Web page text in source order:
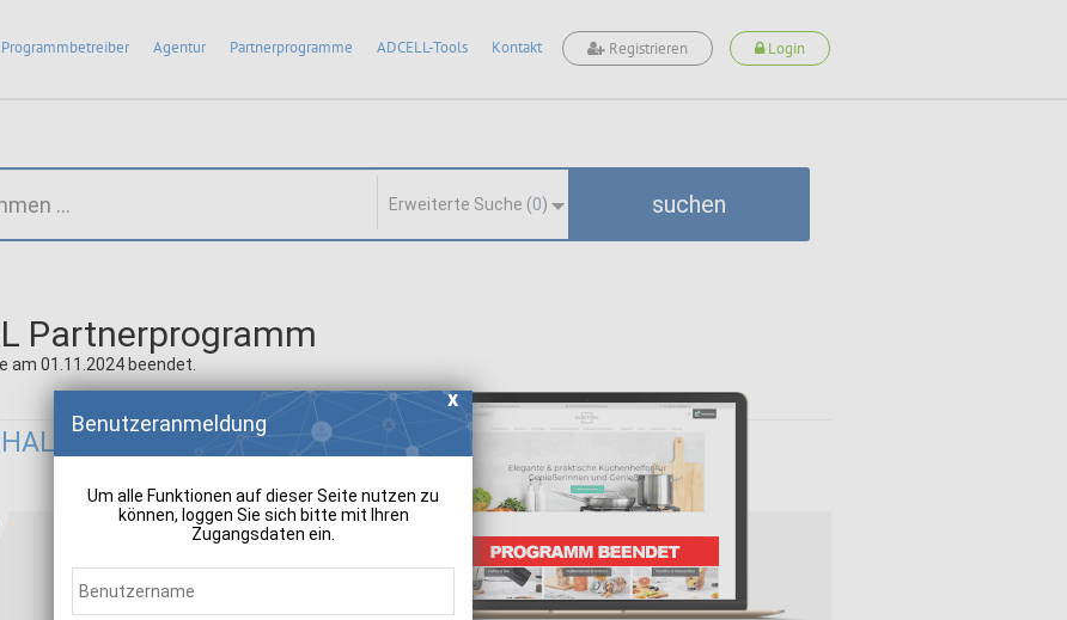
Programmbetreiber Agentur Partnerprogramme ADCELL-Tools Kontakt Registrieren Login
Erweiterte Suche (0) suchen
Partnerprogramm
am 01.11.2024 beendet.
Sale
Benutzeranmeldung
Um alle Funktionen auf dieser Seite nutzen zu
können, loggen Sie sich bitte mit Ihren
Zugangsdaten ein.